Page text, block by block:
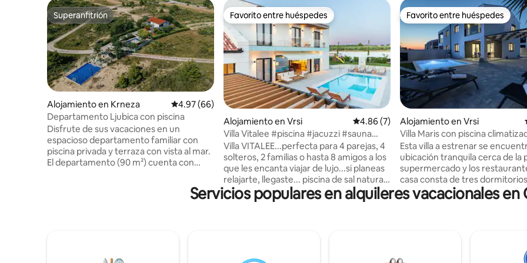
Superanfitrión
Superanfitrión
Alojamiento en Krneza Calificación promedio: 4.97 de 5, 66 reseñas
4.97 (66)
Departamento Ljubica con piscina
Disfrute de sus vacaciones en un
espacioso departamento familiar con
piscina privada y terraza con vista al mar.
El departamento (90 m²) cuenta con
totalmente equipada y una sala de estar.
Favorito entre huéspedes
Favorito entre huéspedes
Alojamiento en Vrsi Calificación promedio: 4.86 de 5, 7 reseñas
4.86 (7)
Villa Vitalee #piscina #jacuzzi #sauna
#parqueinfantil
Villa VITALEE...perfecta para 4 parejas, 4
solteros, 2 familias o hasta 8 amigos a los
que les encanta viajar de lujo...si planeas
relajarte, llegaste... piscina de sal natural
de 40 metros cuadrados, una sala de
bienestar con jacuzzi, sauna y ducha...un
PROFESIONAL...4 estacionamientos
Favorito entre huéspedes
Favorito entre huéspedes
Alojamiento en Vrsi
Villa Maris con piscina
al mar
Esta villa a estrenar se
ubicación tranquila cerca de la
supermercado y los
casa consta de tres
comedor, cocina totalmente
dos baños, balcón y piscina
huéspedes tienen una entrada
aparcamiento. La barbacoa y el
Servicios populares en alquileres vacacionales en